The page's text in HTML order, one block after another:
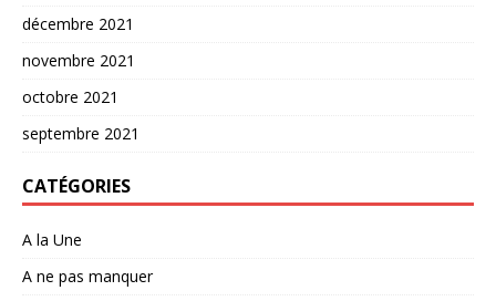
décembre 2021
novembre 2021
octobre 2021
septembre 2021
CATÉGORIES
A la Une
A ne pas manquer